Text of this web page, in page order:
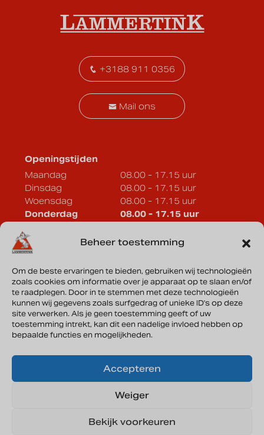
Beheer toestemming
Om de beste ervaringen te bieden, gebruiken wij technologieën
zoals cookies om informatie over je apparaat op te slaan en/of
te raadplegen. Door in te stemmen met deze technologieën
kunnen wij gegevens zoals surfgedrag of unieke ID's op deze
site verwerken. Als je geen toestemming geeft of uw
toestemming intrekt, kan dit een nadelige invloed hebben op
bepaalde functies en mogelijkheden.
Accepteren
Weiger
Bekijk voorkeuren
Openingstijden
Maandag
08.00 - 17.15 uur
Dinsdag
08.00 - 17.15 uur
Woensdag
08.00 - 17.15 uur
Donderdag
08.00 - 17.15 uur
Zaterdag
Op afspraak
Zondag
+3188 911 0356
Mail ons
Lammertink Sportcars B.V.
Vonderweg 33a
7468 DC Enter
Routebeschrijving
KVK: 08135644